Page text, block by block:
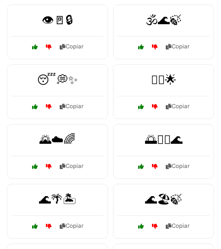
👁️🚪🔒
Copiar
🕉️🌊🍃
Copiar
😴💭✨
Copiar
🧘‍♂️🌟
Copiar
🌄☁️🌈
Copiar
🌅🧘‍♂️🌊
Copiar
🌊🌴🏝️
Copiar
🌊🏖️🍃
Copiar